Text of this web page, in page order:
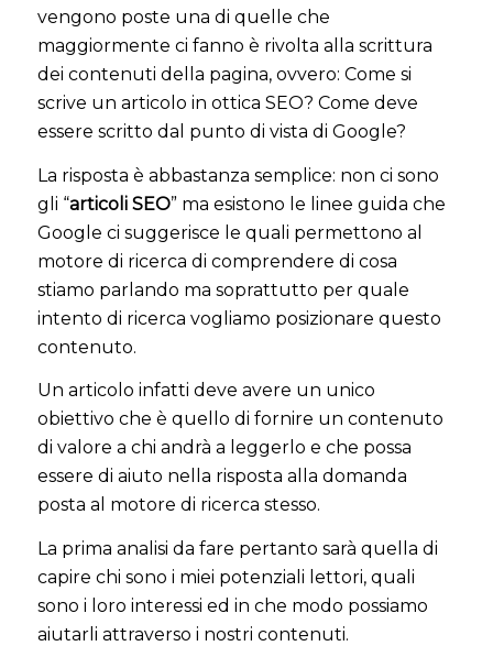
vengono poste una di quelle che
maggiormente ci fanno è rivolta alla scrittura
dei contenuti della pagina, ovvero: Come si
scrive un articolo in ottica SEO? Come deve
essere scritto dal punto di vista di Google?
La risposta è abbastanza semplice: non ci sono
gli “articoli SEO” ma esistono le linee guida che
Google ci suggerisce le quali permettono al
motore di ricerca di comprendere di cosa
stiamo parlando ma soprattutto per quale
intento di ricerca vogliamo posizionare questo
contenuto.
Un articolo infatti deve avere un unico
obiettivo che è quello di fornire un contenuto
di valore a chi andrà a leggerlo e che possa
essere di aiuto nella risposta alla domanda
posta al motore di ricerca stesso.
La prima analisi da fare pertanto sarà quella di
capire chi sono i miei potenziali lettori, quali
sono i loro interessi ed in che modo possiamo
aiutarli attraverso i nostri contenuti.